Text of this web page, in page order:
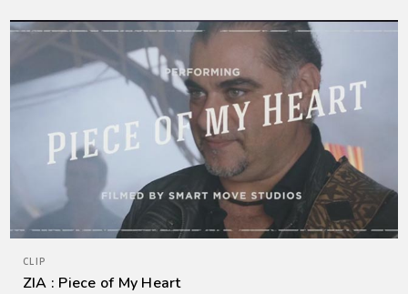
CLIP
ZIA : Piece of My Heart